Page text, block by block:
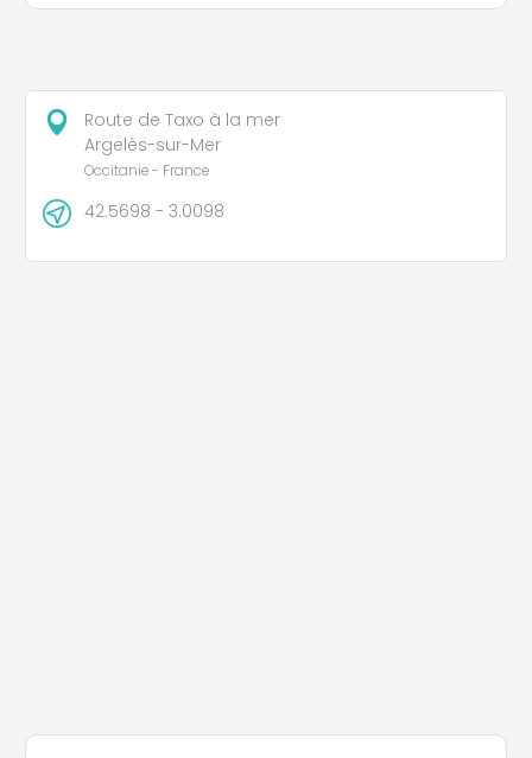
Route de Taxo à la mer
Argelès-sur-Mer
Occitanie - France
42.5698 - 3.0098